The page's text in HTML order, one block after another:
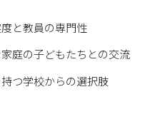
度と教員の専門性
家庭の子どもたちとの交流
持つ学校からの選択肢